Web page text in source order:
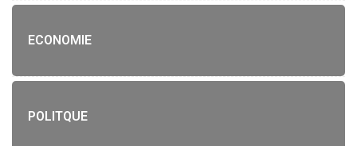
ECONOMIE
POLITQUE